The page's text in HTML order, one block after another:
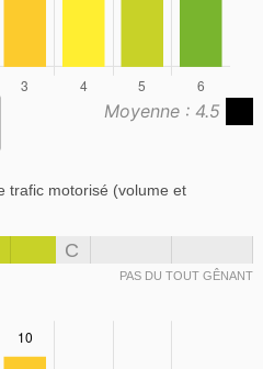
Moyenne : 4.5
trafic motorisé (volume et
C
PAS DU TOUT GÊNANT